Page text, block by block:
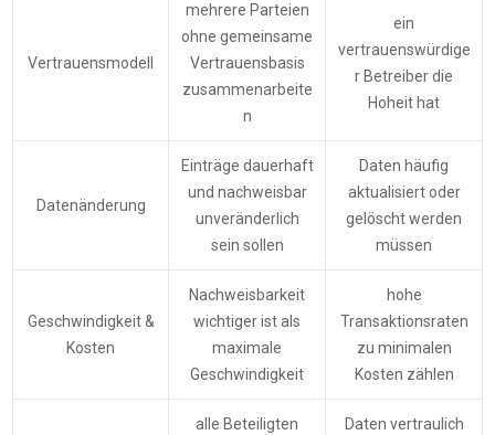
Vertrauensmodell
mehrere Parteien
ohne gemeinsame
Vertrauensbasis
zusammenarbeite
n
ein
vertrauenswürdige
r Betreiber die
Hoheit hat
Datenänderung
Einträge dauerhaft
und nachweisbar
unveränderlich
sein sollen
Daten häufig
aktualisiert oder
gelöscht werden
müssen
Geschwindigkeit &
Kosten
Nachweisbarkeit
wichtiger ist als
maximale
Geschwindigkeit
hohe
Transaktionsraten
zu minimalen
Kosten zählen
alle Beteiligten
Daten vertraulich